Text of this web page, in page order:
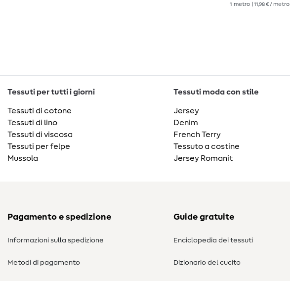
1 metro | 11,98 € / metro
Tessuti per tutti i giorni
Tessuti di cotone
Tessuti di lino
Tessuti di viscosa
Tessuti per felpe
Mussola
Tessuti moda con stile
Jersey
Denim
French Terry
Tessuto a costine
Jersey Romanit
Pagamento e spedizione
Informazioni sulla spedizione
Metodi di pagamento
Guide gratuite
Enciclopedia dei tessuti
Dizionario del cucito